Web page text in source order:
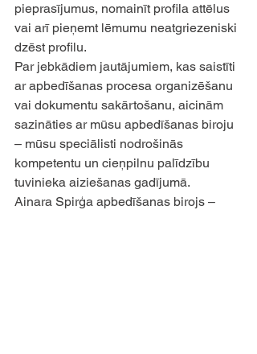
pieprasījumus, nomainīt profila attēlus
vai arī pieņemt lēmumu neatgriezeniski
dzēst profilu.
Par jebkādiem jautājumiem, kas saistīti
ar apbedīšanas procesa organizēšanu
vai dokumentu sakārtošanu, aicinām
sazināties ar mūsu apbedīšanas biroju
– mūsu speciālisti nodrošinās
kompetentu un cieņpilnu palīdzību
tuvinieka aiziešanas gadījumā.
Ainara Spirģa apbedīšanas birojs –